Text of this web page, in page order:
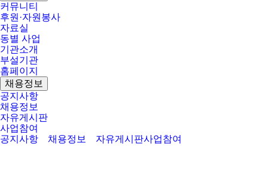
커뮤니티
후원·자원봉사
자료실
동별 사업
기관소개
부설기관
홈페이지
채용정보
공지사항
채용정보
자유게시판
사업참여
공지사항
채용정보 자유게시판사업참여